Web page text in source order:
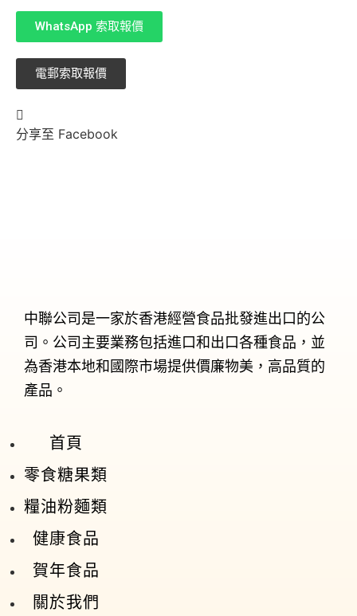
WhatsApp 索取報價
電郵索取報價
分享至 Facebook
中聯公司是一家於香港經營食品批發進出口的公
司。公司主要業務包括進口和出口各種食品，並
為香港本地和國際市場提供價廉物美，高品質的
產品。
首頁
零食糖果類
糧油粉麵類
健康食品
賀年食品
關於我們